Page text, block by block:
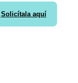
Solicítala aquí